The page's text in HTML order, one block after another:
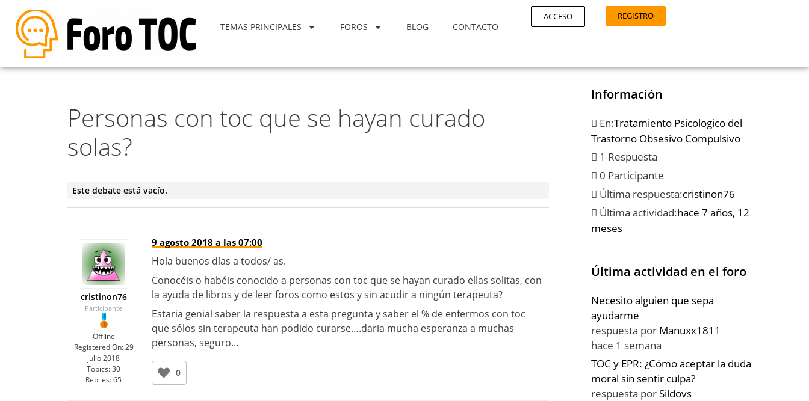
TEMAS PRINCIPALES FOROS BLOG CONTACTO
ACCESO REGISTRO
Personas con toc que se hayan curado
solas?
Este debate está vacío.
cristinon76
Participante
Offline
Registered On: 29
julio 2018
Topics:30
Replies:65
9 agosto 2018 a las 07:00
Hola buenos días a todos/ as.
Conocéis o habéis conocido a personas con toc que se hayan curado ellas solitas, con
la ayuda de libros y de leer foros como estos y sin acudir a ningún terapeuta?
Estaria genial saber la respuesta a esta pregunta y saber el % de enfermos con toc
que sólos sin terapeuta han podido curarse….daria mucha esperanza a muchas
personas, seguro…
0
Información
En:Tratamiento Psicologico del
Trastorno Obsesivo Compulsivo
1 Respuesta
0 Participante
Última respuesta:cristinon76
Última actividad:hace 7 años, 12
meses
Última actividad en el foro
Necesito alguien que sepa
ayudarme
respuesta por Manuxx1811
hace 1 semana
TOC y EPR: ¿Cómo aceptar la duda
moral sin sentir culpa?
respuesta porSildovs